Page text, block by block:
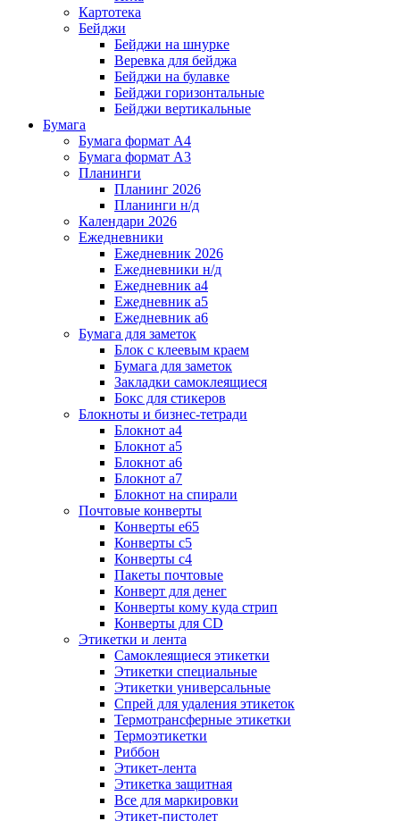
Картотека
Бейджи
Бейджи на шнурке
Веревка для бейджа
Бейджи на булавке
Бейджи горизонтальные
Бейджи вертикальные
Бумага
Бумага формат А4
Бумага формат А3
Планинги
Планинг 2026
Планинги н/д
Календари 2026
Ежедневники
Ежедневник 2026
Ежедневники н/д
Ежедневник а4
Ежедневник а5
Ежедневник а6
Бумага для заметок
Блок с клеевым краем
Бумага для заметок
Закладки самоклеящиеся
Бокс для стикеров
Блокноты и бизнес-тетради
Блокнот а4
Блокнот а5
Блокнот а6
Блокнот а7
Блокнот на спирали
Почтовые конверты
Конверты е65
Конверты с5
Конверты с4
Пакеты почтовые
Конверт для денег
Конверты кому куда стрип
Конверты для CD
Этикетки и лента
Самоклеящиеся этикетки
Этикетки специальные
Этикетки универсальные
Спрей для удаления этикеток
Термотрансферные этикетки
Термоэтикетки
Риббон
Этикет-лента
Этикетка защитная
Все для маркировки
Этикет-пистолет